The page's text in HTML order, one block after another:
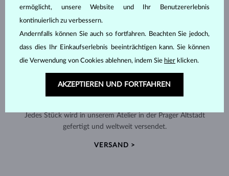
HANDGEFERTIGT IN PRAG
Jedes Stück wird in unserem Atelier in der Prager Altstadt
gefertigt und weltweit versendet.
VERSAND >
ermöglicht, unsere Website und Ihr Benutzererlebnis
kontinuierlich zu verbessern.
Andernfalls können Sie auch so fortfahren. Beachten Sie jedoch,
dass dies Ihr Einkaufserlebnis beeinträchtigen kann. Sie können
die Verwendung von Cookies ablehnen, indem Sie hier klicken.
AKZEPTIEREN UND FORTFAHREN